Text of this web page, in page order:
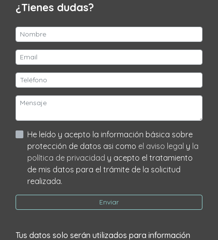
¿Tienes dudas?
He leído y acepto la información básica sobre
protección de datos asi como el aviso legal y la
política de privacidad y acepto el tratamiento
de mis datos para el trámite de la solicitud
realizada.
Enviar
Tus datos solo serán utilizados para información